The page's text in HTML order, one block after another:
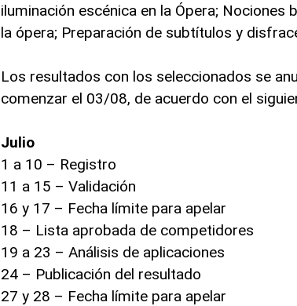
iluminación escénica en la Ópera;
la ópera; Preparación de subtítulos y
Los resultados con los seleccionados se
comenzar el 03/08, de acuerdo con el
Julio
1 a 10 – Registro
11 a 15 – Validación
16 y 17 – Fecha límite para apelar
18 – Lista aprobada de competidores
19 a 23 – Análisis de aplicaciones
24 – Publicación del resultado
27 y 28 – Fecha límite para apelar